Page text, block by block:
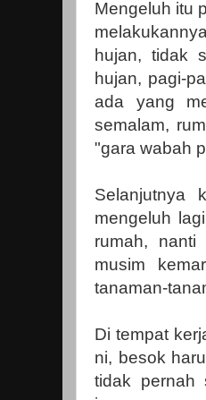
Mengeluh itu
hujan, tidak
hujan, pagi-
ada yang
semalam,
"gara wabah
Selanjutnya
mengeluh
rumah,
musim
tanaman-
Di tempat
ni, besok
tidak pernah